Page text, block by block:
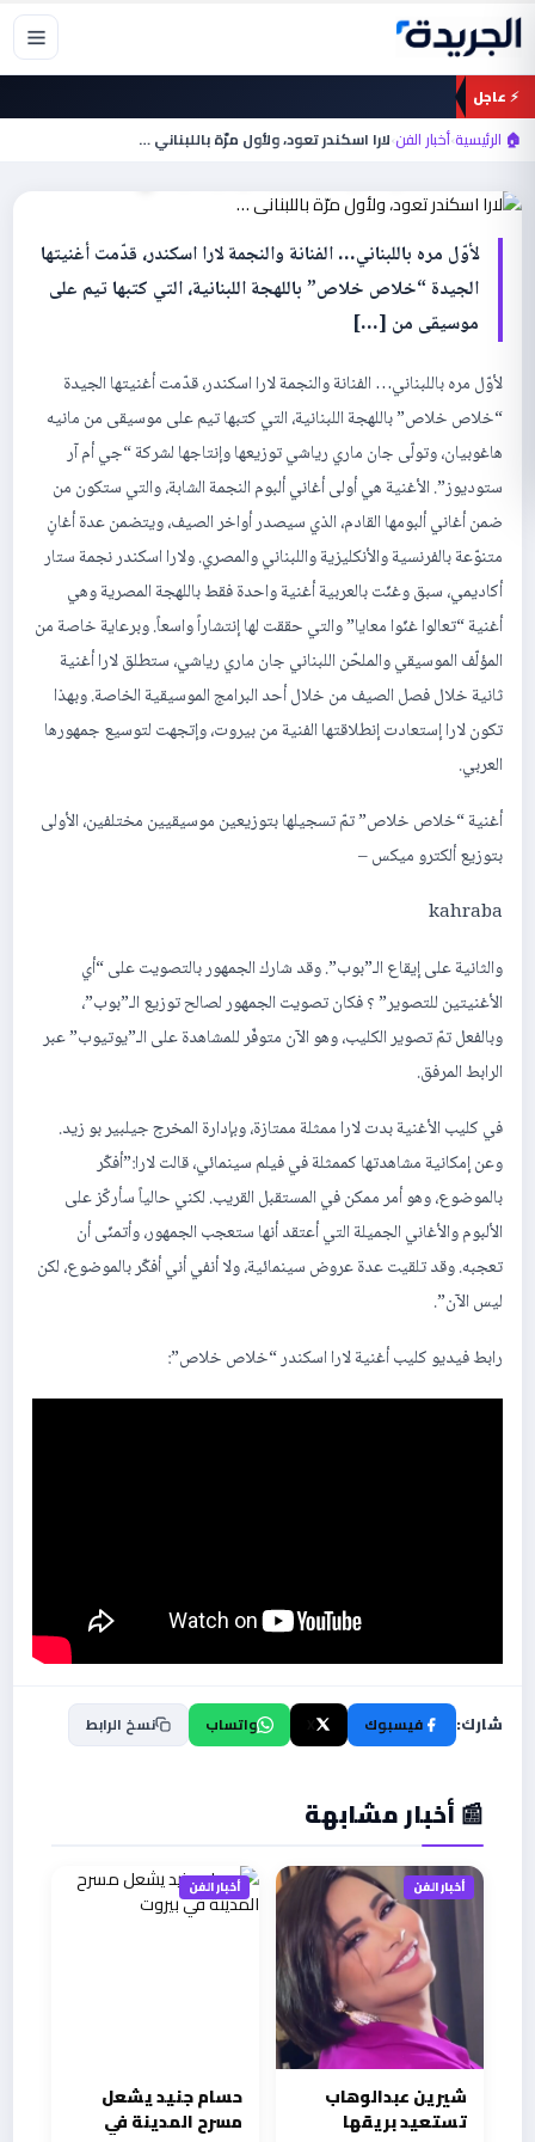
تخطي
المحتوى
⚡ عاجل
🏠 الرئيسية›أخبار الفن›لارا اسكندر تعود، ولأول مرّة باللبناني … أخبار الفن
لأوّل مره باللبناني… الفنانة والنجمة لارا اسكندر، قدّمت أغنيتها
الجيدة “خلاص خلاص” باللهجة اللبنانية، التي كتبها تيم على
موسيقى من […]
لأوّل مره باللبناني… الفنانة والنجمة لارا اسكندر، قدّمت أغنيتها الجيدة
“خلاص خلاص” باللهجة اللبنانية، التي كتبها تيم على موسيقى من مانيه
هاغوبيان، وتولّى جان ماري رياشي توزيعها وإنتاجها لشركة “جي أم آر
ستوديوز”. الأغنية هي أولى أغاني ألبوم النجمة الشابة، والتي ستكون من
ضمن أغاني ألبومها القادم، الذي سيصدر أواخر الصيف، ويتضمن عدة أغانٍ
متنوّعة بالفرنسية والأنكليزية واللبناني والمصري. ولارا اسكندر نجمة ستار
أكاديمي، سبق وغنّت بالعربية أغنية واحدة فقط باللهجة المصرية وهي
أغنية “تعالوا غنّوا معايا” والتي حققت لها إنتشاراً واسعاً. وبرعاية خاصة من
المؤلّف الموسيقي والملحّن اللبناني جان ماري رياشي، ستطلق لارا أغنية
ثانية خلال فصل الصيف من خلال أحد البرامج الموسيقية الخاصة. وبهذا
تكون لارا إستعادت إنطلاقتها الفنية من بيروت، وإتجهت لتوسيع جمهورها
العربي.
أغنية “خلاص خلاص” تمّ تسجيلها بتوزيعين موسيقيين مختلفين، الأولى
بتوزيع ألكترو ميكس –
kahraba
والثانية على إيقاع الـ”بوب”. وقد شارك الجمهور بالتصويت على “أي
الأغنيتين للتصوير” ؟ فكان تصويت الجمهور لصالح توزيع الـ”بوب”،
وبالفعل تمّ تصوير الكليب، وهو الآن متوفّر للمشاهدة على الـ”يوتيوب” عبر
الرابط المرفق.
في كليب الأغنية بدت لارا ممثلة ممتازة، وبإدارة المخرج جيلبير بو زيد.
وعن إمكانية مشاهدتها كممثلة في فيلم سينمائي، قالت لارا:”أفكّر
بالموضوع، وهو أمر ممكن في المستقبل القريب. لكني حالياً سأركّز على
الألبوم والأغاني الجميلة التي أعتقد أنها ستعجب الجمهور، وأتمنّى أن
تعجبه. وقد تلقيت عدة عروض سينمائية، ولا أنفي أني أفكّر بالموضوع، لكن
ليس الآن”.
رابط فيديو كليب أغنية لارا اسكندر “خلاص خلاص”:
شارك: فيسبوك واتساب نسخ الرابط
📰 أخبار مشابهة
أخبار الفن
شيرين عبدالوهاب
تستعيد بريقها
أخبار الفن
حسام جنيد يشعل
مسرح المدينة في